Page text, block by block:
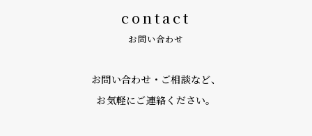
contact
お問い合わせ
お問い合わせ・ご相談など、
お気軽にご連絡ください。